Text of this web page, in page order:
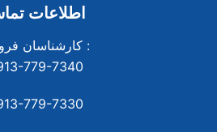
اطلاعات
کارشناسان فروش :
779-7340
779-7330